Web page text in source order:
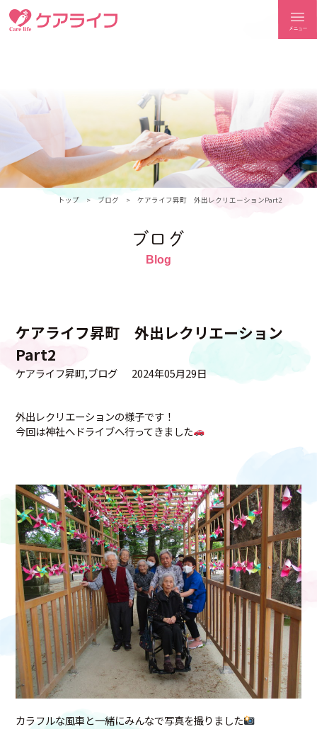
トップ ブログ ケアライフ昇町 外出レクリエーションPart2
ブログ
ケアライフ昇町 外出レクリエーション
Part2
ケアライフ昇町 ブログ 2024年05月29日
外出レクリエーションの様子です！
今回は神社へドライブへ行ってきました
カラフルな風車と一緒にみんなで写真を撮りました